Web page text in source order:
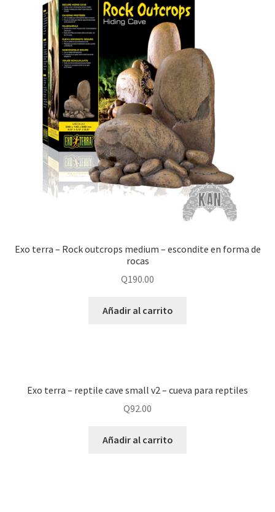
Exo terra – Rock outcrops medium – escondite en forma de
rocas
Q190.00
Añadir al carrito
Exo terra – reptile cave small v2 – cueva para reptiles
Q92.00
Añadir al carrito